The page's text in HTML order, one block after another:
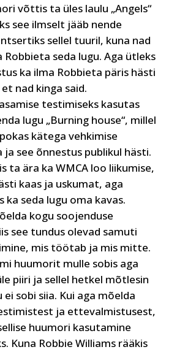
võttis ta üles laulu „Angels“
see ilmselt jääb nende
sellel tuuril, kuna nad
Robbieta seda lugu. Aga ütleks
ka ilma Robbieta päris hästi
nad kinga said.
testimiseks kasutas
lugu „Burning house“, millel
kätega vehkimise
see õnnestus publikul hästi.
ta ära ka WMCA loo liikumise,
kaas ja uskumat, aga
ka seda lugu oma kavas.
kogu soojenduse
see tundus olevad samuti
mis töötab ja mis mitte.
huumorit mulle sobis aga
piiri ja sellel hetkel mõtlesin
ei sobi siia. Kui aga mõelda
ja ettevalmistusest,
huumori kasutamine
Kuna Robbie Williams rääkis